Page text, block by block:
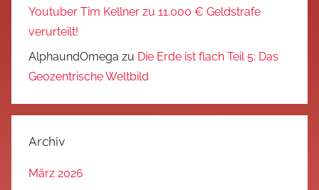
Youtuber Tim Kellner zu 11.000 € Geldstrafe
verurteilt!
AlphaundOmega zu Die Erde ist flach Teil 5: Das
Geozentrische Weltbild
Archiv
März 2026